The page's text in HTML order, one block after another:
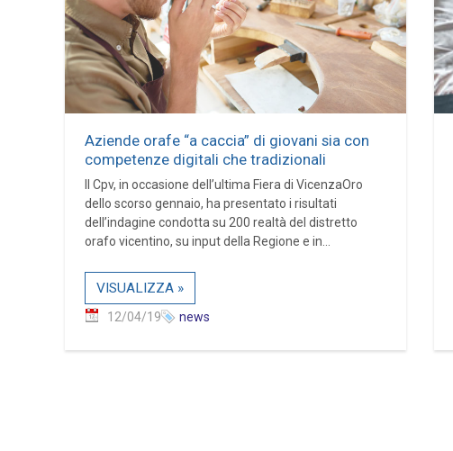
Aziende orafe “a caccia” di giovani sia con
competenze digitali che tradizionali
Il Cpv, in occasione dell’ultima Fiera di VicenzaOro
dello scorso gennaio, ha presentato i risultati
dell’indagine condotta su 200 realtà del distretto
orafo vicentino, su input della Regione e in...
VISUALIZZA »
12/04/19 news